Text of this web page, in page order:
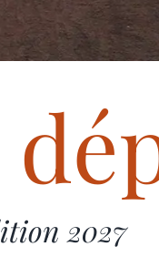
2027